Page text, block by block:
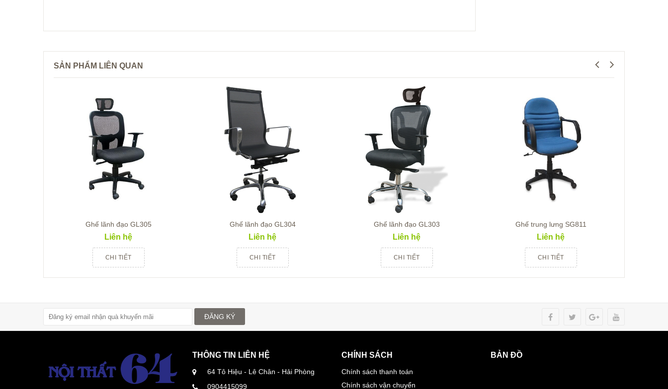
SẢN PHẨM LIÊN QUAN
Ghế lãnh đạo GL305
Liên hệ
CHI TIẾT
Ghế lãnh đạo GL304
Liên hệ
CHI TIẾT
Ghế lãnh đạo GL303
Liên hệ
CHI TIẾT
Ghế trung lưng SG811
Liên hệ
CHI TIẾT
ĐĂNG KÝ
THÔNG TIN LIÊN HỆ
64 Tô Hiệu - Lê Chân - Hải Phòng
0904415099
CHÍNH SÁCH
Chính sách thanh toán
Chính sách vận chuyển
BẢN ĐỒ